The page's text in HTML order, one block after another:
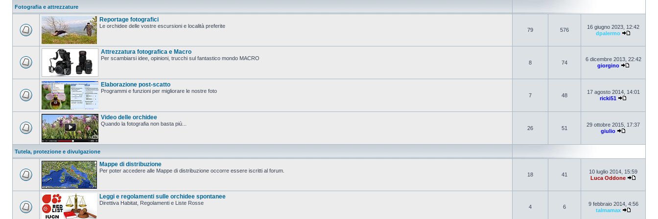
Fotografia e attrezzature
Reportage fotografici
Le orchidee delle vostre escursioni e località preferite
79 576
16 giugno 2023, 12:42
dpalermo
Attrezzatura fotografica e Macro
Per scambiarsi idee, opinioni, trucchi sul fantastico mondo MACRO
8 74
6 dicembre 2013, 22:42
giorgino
Elaborazione post-scatto
Programmi e funzioni per migliorare le nostre foto
7 48
17 agosto 2014, 14:01
ricki51
Video delle orchidee
Quando la fotografia non basta più...
26 51
29 ottobre 2015, 17:37
giulio
Tutela, protezione e divulgazione
Mappe di distribuzione
Per poter accedere alle Mappe di distribuzione occorre essere iscritti al forum.
18 41
10 luglio 2014, 15:59
Luca Oddone
Leggi e regolamenti sulle orchidee spontanee
Direttiva Habitat, Regolamenti e Liste Rosse
4 6
9 febbraio 2014, 4:56
talmamax